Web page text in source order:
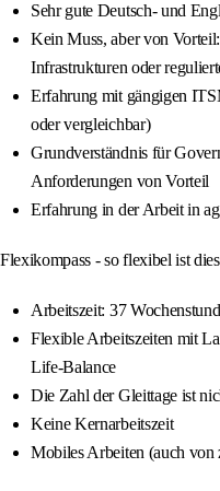
Sehr gute Deutsch- und
Kein Muss, aber von
Infrastrukturen oder
Erfahrung mit gängigen
oder vergleichbar)
Grundverständnis für
Anforderungen von Vorteil
Erfahrung in der Arbeit in
Flexikompass - so flexibel ist
Arbeitszeit: 37
Flexible Arbeitszeiten mit
Life-Balance
Die Zahl der Gleittage ist
Keine Kernarbeitszeit
Mobiles Arbeiten (auch von